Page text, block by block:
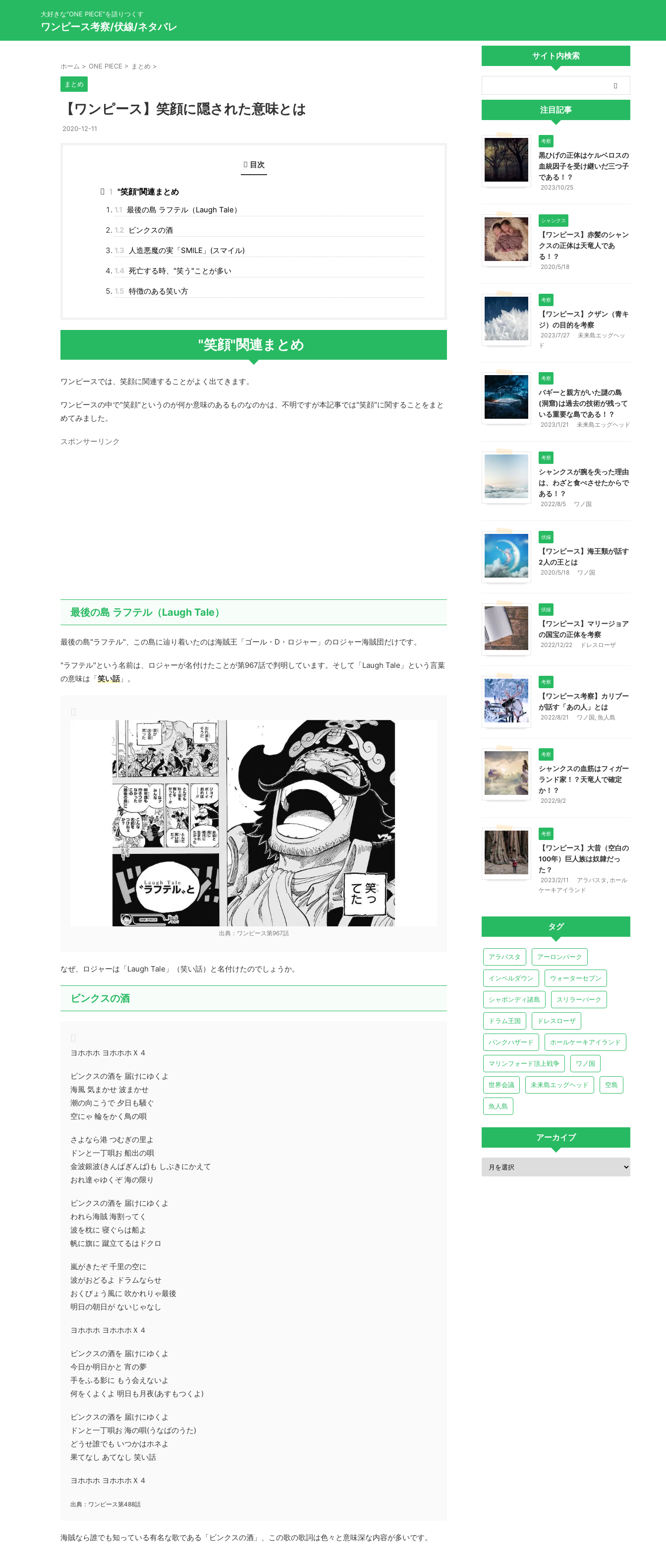
大好きな"ONE PIECE"を語りつくす
ワンピース考察/伏線/ネタバレ
ホーム > ONE PIECE > まとめ >
まとめ
【ワンピース】笑顔に隠された意味とは
2020-12-11
目次
1 "笑顔"関連まとめ
1.1 最後の島 ラフテル（Laugh Tale）
1.2 ビンクスの酒
1.3 人造悪魔の実「SMILE」(スマイル)
1.4 死亡する時、"笑う"ことが多い
1.5 特徴のある笑い方
"笑顔"関連まとめ
ワンピースでは、笑顔に関連することがよく出てきます。
ワンピースの中で"笑顔"というのが何か意味のあるものなのかは、不明ですが本記事では"笑顔"に関することをまと
めてみました。
スポンサーリンク
最後の島 ラフテル（Laugh Tale）
最後の島"ラフテル"、この島に辿り着いたのは海賊王「ゴール・D・ロジャー」のロジャー海賊団だけです。
"ラフテル"という名前は、ロジャーが名付けたことが第967話で判明しています。そして「Laugh Tale」という言葉
の意味は「笑い話」。
出典：ワンピース第967話
なぜ、ロジャーは「Laugh Tale」（笑い話）と名付けたのでしょうか。
ビンクスの酒
ヨホホホ ヨホホホＸ４
ビンクスの酒を 届けにゆくよ
海風 気まかせ 波まかせ
潮の向こうで 夕日も騒ぐ
空にゃ 輪をかく鳥の唄
さよなら港 つむぎの里よ
ドンと一丁唄お 船出の唄
金波銀波(きんばぎんば)も しぶきにかえて
おれ達ゃゆくぞ 海の限り
ビンクスの酒を 届けにゆくよ
われら海賊 海割ってく
波を枕に 寝ぐらは船よ
帆に旗に 蹴立てるはドクロ
嵐がきたぞ 千里の空に
波がおどるよ ドラムならせ
おくびょう風に 吹かれりゃ最後
明日の朝日が ないじゃなし
ヨホホホ ヨホホホＸ４
ビンクスの酒を 届けにゆくよ
今日か明日かと 宵の夢
手をふる影に もう会えないよ
何をくよくよ 明日も月夜(あすもつくよ)
ビンクスの酒を 届けにゆくよ
ドンと一丁唄お 海の唄(うなばのうた)
どうせ誰でも いつかはホネよ
果てなし あてなし 笑い話
ヨホホホ ヨホホホＸ４
出典：ワンピース第488話
海賊なら誰でも知っている有名な歌である「ビンクスの酒」、この歌の歌詞は色々と意味深な内容が多いです。
サイト内検索
注目記事
考察
黒ひげの正体はケルベロスの
血統因子を受け継いだ三つ子
である！？
2023/10/25
シャンクス
【ワンピース】赤髪のシャン
クスの正体は天竜人であ
る！？
2020/5/18
考察
【ワンピース】クザン（青キ
ジ）の目的を考察
2023/7/27
未来島エッグヘッ
ド
考察
バギーと親方がいた謎の島
(洞窟)は過去の技術が残って
いる重要な島である！？
2023/1/21 未来島エッグヘッド
考察
シャンクスが腕を失った理由
は、わざと食べさせたからで
ある！？
2022/8/5 ワノ国
伏線
【ワンピース】海王類が話す
2人の王とは
2020/5/18 ワノ国
伏線
【ワンピース】マリージョア
の国宝の正体を考察
2022/12/22 ドレスローザ
考察
【ワンピース考察】カリブー
が話す「あの人」とは
2022/8/21 ワノ国, 魚人島
考察
シャンクスの血筋はフィガー
ランド家！？天竜人で確定
か！？
2022/9/2
考察
【ワンピース】大昔（空白の
100年）巨人族は奴隷だっ
た？
2023/2/11 アラバスタ , ホール
ケーキアイランド
タグ
アラバスタ アーロンパーク
インペルダウン ウォーターセブン
シャボンディ諸島 スリラーバーク
ドラム王国 ドレスローザ
パンクハザード ホールケーキアイランド
マリンフォード頂上戦争 ワノ国
世界会議 未来島エッグヘッド 空島
魚人島
アーカイブ